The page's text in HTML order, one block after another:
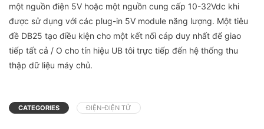
một nguồn điện 5V hoặc một nguồn cung cấp 10-32Vdc khi
được sử dụng với các plug-in 5V module năng lượng. Một tiêu
đề DB25 tạo điều kiện cho một kết nối cáp duy nhất để giao
tiếp tất cả / O cho tín hiệu UB tôi trực tiếp đến hệ thống thu
thập dữ liệu máy chủ.
CATEGORIES ĐIỆN-ĐIỆN TỬ